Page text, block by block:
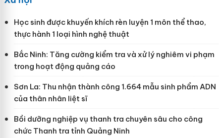
Học sinh được khuyến khích rèn luyện 1 môn thể thao,
thực hành 1 loại hình nghệ thuật
Bắc Ninh: Tăng cường kiểm tra và xử lý nghiêm vi phạm
trong hoạt động quảng cáo
Sơn La: Thu nhận thành công 1.664 mẫu sinh phẩm ADN
của thân nhân liệt sĩ
Bồi dưỡng nghiệp vụ thanh tra chuyên sâu cho công
chức Thanh tra tỉnh Quảng Ninh